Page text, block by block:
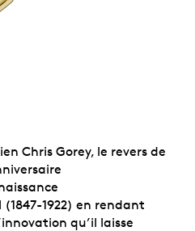
Chris Gorey, le revers de
1922) en rendant
qu’il laisse